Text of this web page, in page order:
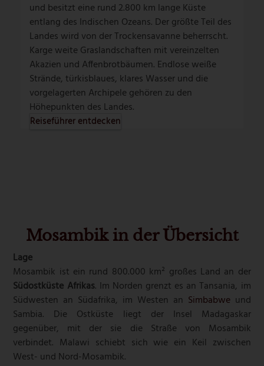
und besitzt eine rund 2.800 km lange Küste
entlang des Indischen Ozeans. Der größte Teil des
Landes wird von der Trockensavanne beherrscht.
Karge weite Graslandschaften mit vereinzelten
Akazien und Affenbrotbäumen. Endlose weiße
Strände, türkisblaues, klares Wasser und die
vorgelagerten Archipele gehören zu den
Höhepunkten des Landes.
Reiseführer entdecken
Mosambik in der Übersicht
Lage
Mosambik ist ein rund 800.000 km² großes Land an der
Südostküste Afrikas. Im Norden grenzt es an Tansania, im
Südwesten an Südafrika, im Westen an Simbabweund
Sambia. Die Ostküste liegt der Insel Madagaskar
gegenüber, mit der sie die Straße von Mosambik
verbindet. Malawi schiebt sich wie ein Keil zwischen
West- und Nord-Mosambik.